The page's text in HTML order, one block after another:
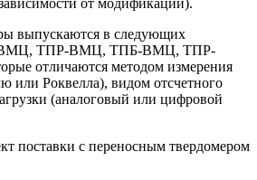
от модификации).
выпускаются в следующих
ВМЦ, ТПР-ВМЦ, ТПБ-ВМЦ, ТПР-
отличаются методом измерения
или Роквелла), видом отсчетного
(аналоговый или цифровой
поставки с переносным твердомером